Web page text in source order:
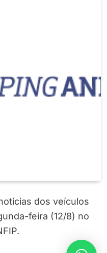
dos veículos
feira (12/8) no